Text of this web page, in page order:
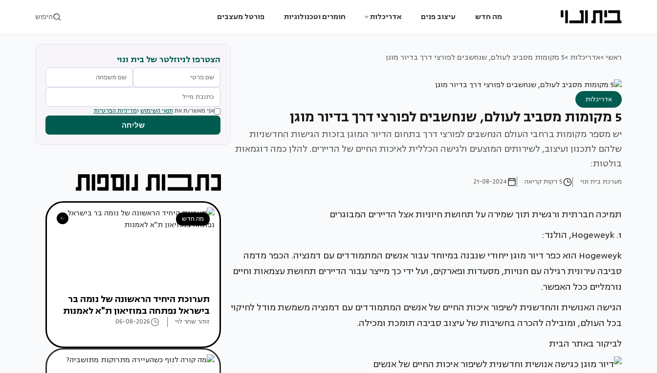
מה חדש עיצוב פנים אדריכלות חומרים וטכנולוגיות פורטל מעצבים חיפוש
ראשי >אדריכלות >5 מקומות מסביב לעולם, שנחשבים לפורצי דרך בדיור מוגן
אדריכלות
5 מקומות מסביב לעולם, שנחשבים לפורצי דרך בדיור מוגן
יש מספר מקומות ברחבי העולם הנחשבים לפורצי דרך בתחום הדיור המוגן בזכות הגישות החדשניות
שלהם לתכנון ועיצוב, לשירותים המוצעים ולגישה הכללית לאיכות החיים של הדיירים. להלן כמה דוגמאות
בולטות:
מערכת בית ונוי 5 דקות קריאה 21-08-2024
תמיכה חברתית ורגשית תוך שמירה על תחושת חיוניות אצל הדיירים המבוגרים
1. Hogeweyk, הולנד:
Hogeweyk הוא כפר דיור מוגן ייחודי שנבנה במיוחד עבור אנשים המתמודדים עם דמנציה. הכפר מדמה
סביבה עירונית רגילה עם חנויות, מסעדות ופארקים, ועל ידי כך מייצר עבור הדיירים תחושת עצמאות וחיים
נורמליים ככל האפשר.
הגישה האנושית והחדשנית לשיפור איכות החיים של אנשים המתמודדים עם דמנציה משמשת מודל לחיקוי
בכל העולם, ומובילה להכרה בחשיבות של עיצוב סביבה תומכת ומכילה.
לביקור באתר הבית
הצטרפו לניוזלטר של בית ונוי
אני מאשר/ת את תנאי השימוש ומדיניות הפרטיות
שליחה
מה חדש
תערוכת היחיד הראשונה של נומה בר
בישראל נפתחה במוזיאון ת"א לאמנות
זוהר שחר לוי 06-08-2026
אדריכלות מהעולם